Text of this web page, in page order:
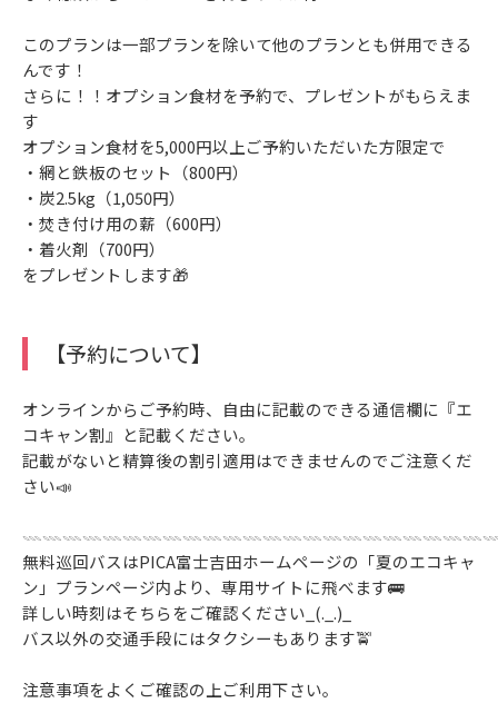
このプランは一部プランを除いて他のプランとも併用できる
んです！
さらに！！オプション食材を予約で、プレゼントがもらえま
す
オプション食材を5,000円以上ご予約いただいた方限定で
・網と鉄板のセット（800円）
・炭2.5kg（1,050円）
・焚き付け用の薪（600円）
・着火剤（700円）
をプレゼントします🎁
【予約について】
オンラインからご予約時、自由に記載のできる通信欄に『エ
コキャン割』と記載ください。
記載がないと精算後の割引適用はできませんのでご注意くだ
さい📣
無料巡回バスはPICA富士吉田ホームページの「夏のエコキャ
ン」プランページ内より、専用サイトに飛べます🚌
詳しい時刻はそちらをご確認ください_(._.)_
バス以外の交通手段にはタクシーもあります🚖
注意事項をよくご確認の上ご利用下さい。